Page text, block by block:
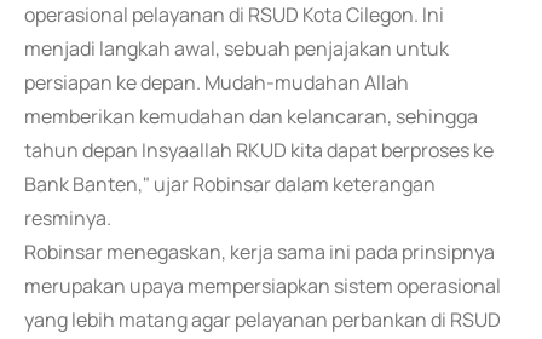
operasional pelayanan di RSUD Kota Cilegon. Ini
menjadi langkah awal, sebuah penjajakan untuk
persiapan ke depan. Mudah-mudahan Allah
memberikan kemudahan dan kelancaran, sehingga
tahun depan Insyaallah RKUD kita dapat berproses ke
Bank Banten," ujar Robinsar dalam keterangan
resminya.
Robinsar menegaskan, kerja sama ini pada prinsipnya
merupakan upaya mempersiapkan sistem operasional
yang lebih matang agar pelayanan perbankan di RSUD